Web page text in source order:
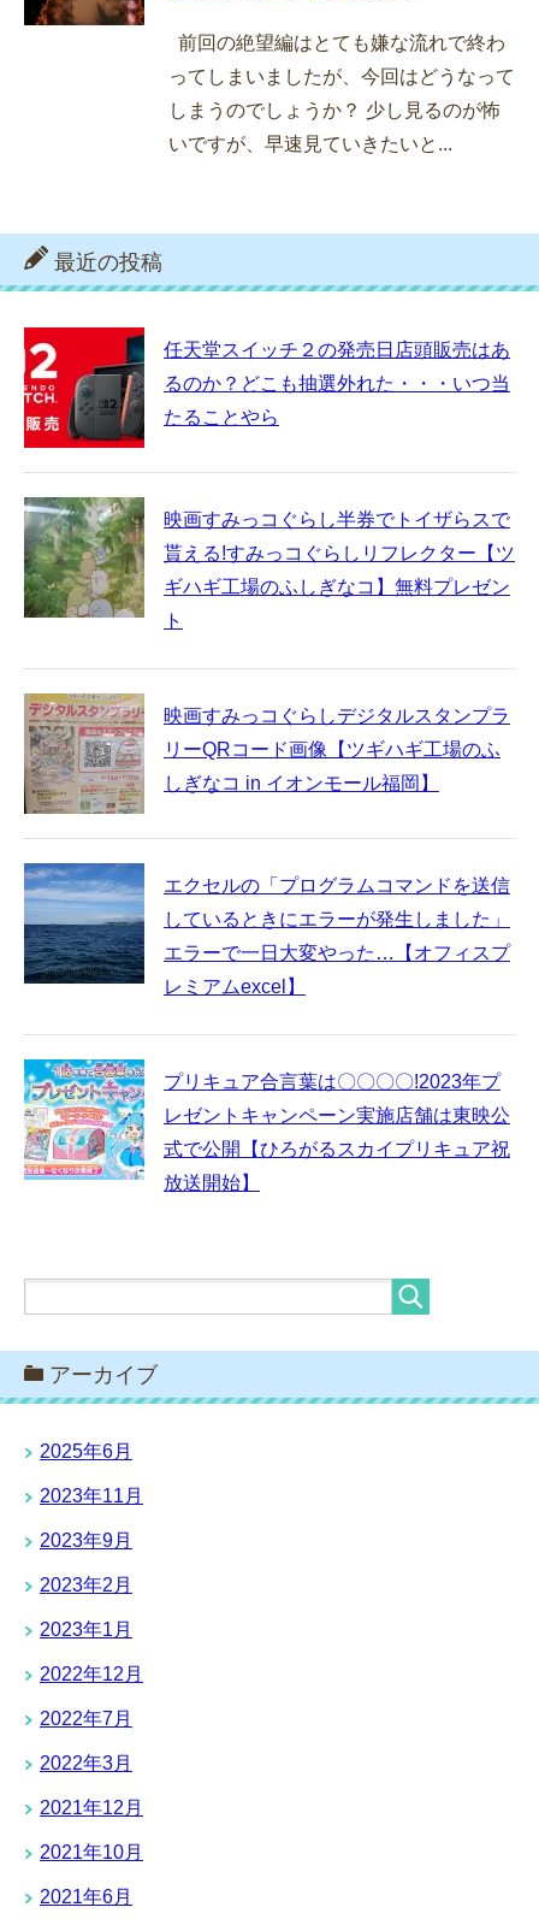
前回の絶望編はとても嫌な流れで終わ
ってしまいましたが、今回はどうなって
しまうのでしょうか？ 少し見るのが怖
いですが、早速見ていきたいと...
最近の投稿
任天堂スイッチ２の発売日店頭販売はあ
るのか？どこも抽選外れた・・・いつ当
たることやら
映画すみっコぐらし半券でトイザらスで
貰える!すみっコぐらしリフレクター【ツ
ギハギ工場のふしぎなコ】無料プレゼン
ト
映画すみっコぐらしデジタルスタンプラ
リーQRコード画像【ツギハギ工場のふ
しぎなコ in イオンモール福岡】
エクセルの「プログラムコマンドを送信
しているときにエラーが発生しました」
エラーで一日大変やった…【オフィスプ
レミアムexcel】
プリキュア合言葉は〇〇〇〇!2023年プ
レゼントキャンペーン実施店舗は東映公
式で公開【ひろがるスカイプリキュア祝
放送開始】
アーカイブ
2025年6月
2023年11月
2023年9月
2023年2月
2023年1月
2022年12月
2022年7月
2022年3月
2021年12月
2021年10月
2021年6月